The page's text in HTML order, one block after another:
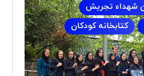
شهداء تجریش
کتابخانه کودکان